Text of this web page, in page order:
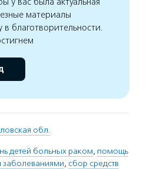
материалы
благотворительности.
обл.
детей больных раком, помощь
заболеваниями, сбор средств